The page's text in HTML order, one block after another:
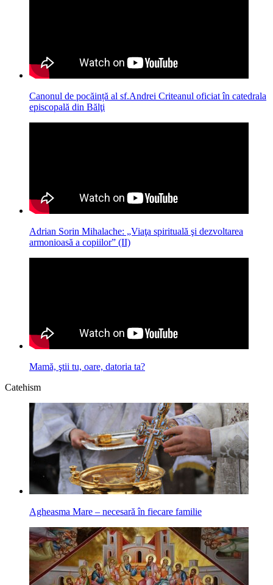
Canonul de pocăință al sf.Andrei Criteanul oficiat în catedrala
episcopală din Bălţi
Adrian Sorin Mihalache: „Viaţa spirituală şi dezvoltarea
armonioasă a copiilor” (II)
Mamă, ştii tu, oare, datoria ta?
Catehism
Agheasma Mare – necesară în fiecare familie